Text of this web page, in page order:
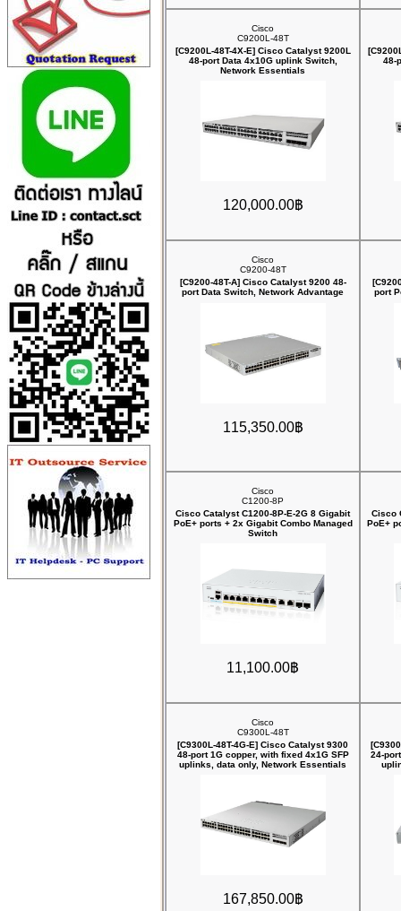
Cisco
C9200L-48T
[C9200L-48T-4X-E] Cisco Catalyst 9200L
48-port Data 4x10G uplink Switch,
Network Essentials
120,000.00฿
48-
Cisco
C9200-48T
[C9200-48T-A] Cisco Catalyst 9200 48-
port Data Switch, Network Advantage
115,350.00฿
port
Cisco
C1200-8P
Cisco Catalyst C1200-8P-E-2G 8 Gigabit
PoE+ ports + 2x Gigabit Combo Managed
Switch
11,100.00฿
Cisco
PoE+
Cisco
C9300L-48T
[C9300L-48T-4G-E] Cisco Catalyst 9300
48-port 1G copper, with fixed 4x1G SFP
uplinks, data only, Network Essentials
167,850.00฿
24-